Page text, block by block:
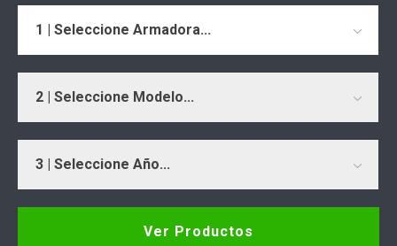
1 | Seleccione Armadora...
2 | Seleccione Modelo...
3 | Seleccione Año...
Ver Productos